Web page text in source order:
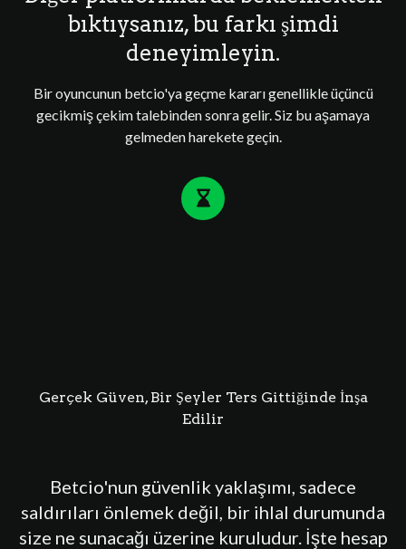
bıktıysanız, bu farkı şimdi
deneyimleyin.
Bir oyuncunun betcio'ya geçme kararı genellikle üçüncü
gecikmiş çekim talebinden sonra gelir. Siz bu aşamaya
gelmeden harekete geçin.
Gerçek Güven, Bir Şeyler Ters Gittiğinde İnşa
Edilir
Betcio'nun güvenlik yaklaşımı, sadece
saldırıları önlemek değil, bir ihlal durumunda
size ne sunacağı üzerine kuruludur. İşte hesap